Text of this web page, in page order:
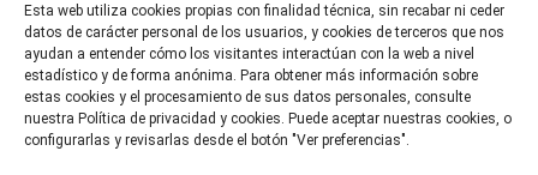
Esta web utiliza cookies propias con finalidad técnica, sin recabar ni ceder
datos de carácter personal de los usuarios, y cookies de terceros que nos
ayudan a entender cómo los visitantes interactúan con la web a nivel
estadístico y de forma anónima. Para obtener más información sobre
estas cookies y el procesamiento de sus datos personales, consulte
nuestra Política de privacidad y cookies. Puede aceptar nuestras cookies, o
configurarlas y revisarlas desde el botón "Ver preferencias".